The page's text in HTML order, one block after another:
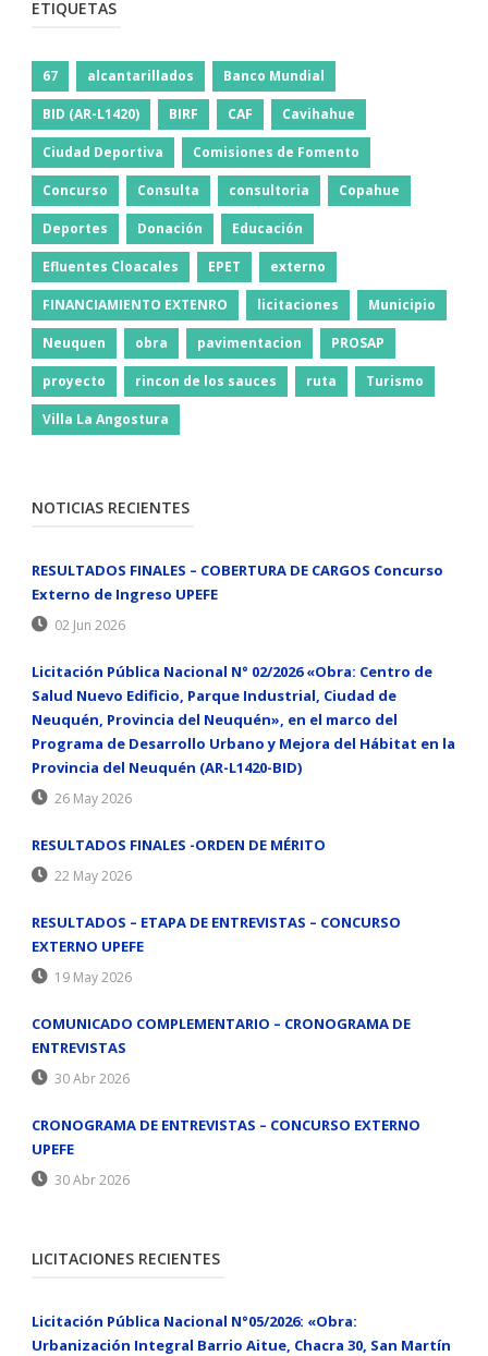
ETIQUETAS
67 alcantarillados Banco Mundial
BID (AR-L1420) BIRF CAF Cavihahue
Ciudad Deportiva Comisiones de Fomento
Concurso Consulta consultoria Copahue
Deportes Donación Educación
Efluentes Cloacales EPET externo
FINANCIAMIENTO EXTENRO licitaciones Municipio
Neuquen obra pavimentacion PROSAP
proyecto rincon de los sauces ruta Turismo
Villa La Angostura
NOTICIAS RECIENTES
RESULTADOS FINALES – COBERTURA DE CARGOS Concurso
Externo de Ingreso UPEFE
02 Jun 2026
Licitación Pública Nacional N° 02/2026 «Obra: Centro de
Salud Nuevo Edificio, Parque Industrial, Ciudad de
Neuquén, Provincia del Neuquén», en el marco del
Programa de Desarrollo Urbano y Mejora del Hábitat en la
Provincia del Neuquén (AR-L1420-BID)
26 May 2026
RESULTADOS FINALES -ORDEN DE MÉRITO
22 May 2026
RESULTADOS – ETAPA DE ENTREVISTAS – CONCURSO
EXTERNO UPEFE
19 May 2026
COMUNICADO COMPLEMENTARIO – CRONOGRAMA DE
ENTREVISTAS
30 Abr 2026
CRONOGRAMA DE ENTREVISTAS – CONCURSO EXTERNO
UPEFE
30 Abr 2026
LICITACIONES RECIENTES
Licitación Pública Nacional N°05/2026: «Obra:
Urbanización Integral Barrio Aitue, Chacra 30, San Martín